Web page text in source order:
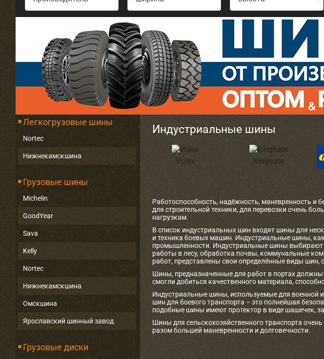
Легкогрузовые шины
Nortec
Нижнекамскшина
Грузовые шины
Michelin
GoodYear
Sava
Kelly
Nortec
Нижнекамскшина
Омскшина
Ярославский шинный завод
Грузовые диски
Индустриальные шины
Volex
Kingnate
Работоспособность, надёжность, маневренность
для строительной техники, для перевозки очень
нагрузкам.
В список индустриальных шин входят шины для
и техника боевых машин. Индустриальные шины,
промышленности. Индустриальные шины выбирают
работы в лесу, обработка почвы, коммунальные
работ, представлены свои определённые виды шин,
Шины, предназначенные для работ в портах
смогли добиться качественного материала,
Индустриальные шины, используемые для военной
шин для боевого транспорта – это полнейшая
подобные шины имеют протектор в виде шашечек,
Шины для сельскохозяйственного транспорта
разом большей маневренности и долговечности.